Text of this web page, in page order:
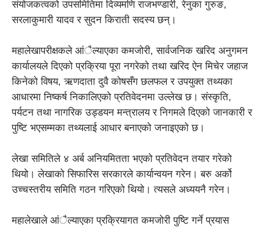
संयोजकत्वको उपसमितिमा दिव्यमणि राजभण्डारी, रेनुका गुरुङ,
सरलाकुमारी यादव र सुदन किराती सदस्य छन्।
महालेखापरीक्षकले आंैल्याएका कमजोरी, सार्वजनिक खरिद अनुगमन
कार्यालयले दिएको प्रक्रिया पूरा नगरेको तथा खरिद ऐन मिचेर जहाज
किनेको विषय, ऋणदाता दुवै कोषसँग छलफल र उपयुक्त तथ्यका
आधारमा निष्कर्ष निकालिएको प्रतिवेदनमा उल्लेख छ। संस्कृति,
पर्यटन तथा नागरिक उड्डयन मन्त्रालय र निगमले दिएको जानकारी र
पुष्टि भएसम्मका तथ्यलाई आधार बनाएको जनाइएको छ।
लेखा समितिले ४ अर्ब अनियमितता भएको प्रतिवेदन तयार गरेको
थियो। लेखाको सिफारिस सरकारले कार्यान्वयन गरेन। बरु अर्को
उच्चस्तरीय समिति गठन गरिएको थियो। त्यसले अध्ययनै गरेन।
महालेखाले आंैल्याएका प्रक्रियागत कमजोरी पुष्टि गर्ने प्रयास